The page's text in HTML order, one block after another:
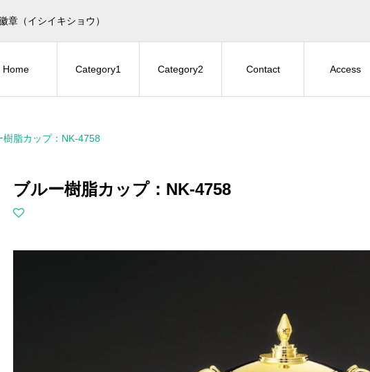
章（イシイキショウ）
Home Category1 Category2 Contact Access
樹脂カップ：NK-4758
ブルー樹脂カップ：NK-4758